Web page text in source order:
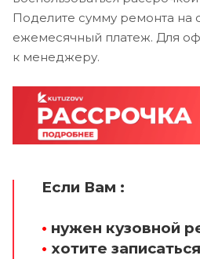
Поделите сумму ремонта на
ежемесячный платеж. Для
к менеджеру.
Если Вам :
• нужен кузовной
• хотите